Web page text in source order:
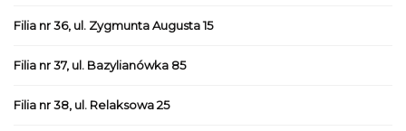
Filia nr 36, ul. Zygmunta Augusta 15
Filia nr 37, ul. Bazylianówka 85
Filia nr 38, ul. Relaksowa 25